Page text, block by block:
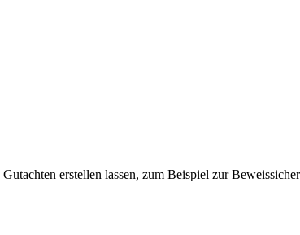
erstellen lassen, zum Beispiel zur